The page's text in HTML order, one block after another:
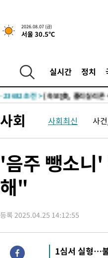
2026.08.07 (금)
서울 30.5℃
실시간 정치
-19553초 전 >[속보] 뉴욕증시, 일
-30003초 전 >
입추에도 극한더위…
-24967초 전 >
례 큰 폭발음
-23682초 전 >[속보]美, 폴리실리콘
-19533초 전 >
[속보] 뉴욕증시, 일
-30725초 전 >시리아 다마스쿠스 교
-24987초 전 > 이란, 호르무즈서 "적
례 큰 폭발음
-23702초 전 >
발효
-21853초 전 >
사회 사회최신 사
'음주 뺑소
해"
등록 2025.04.25 14:12:55
1심서 실형…